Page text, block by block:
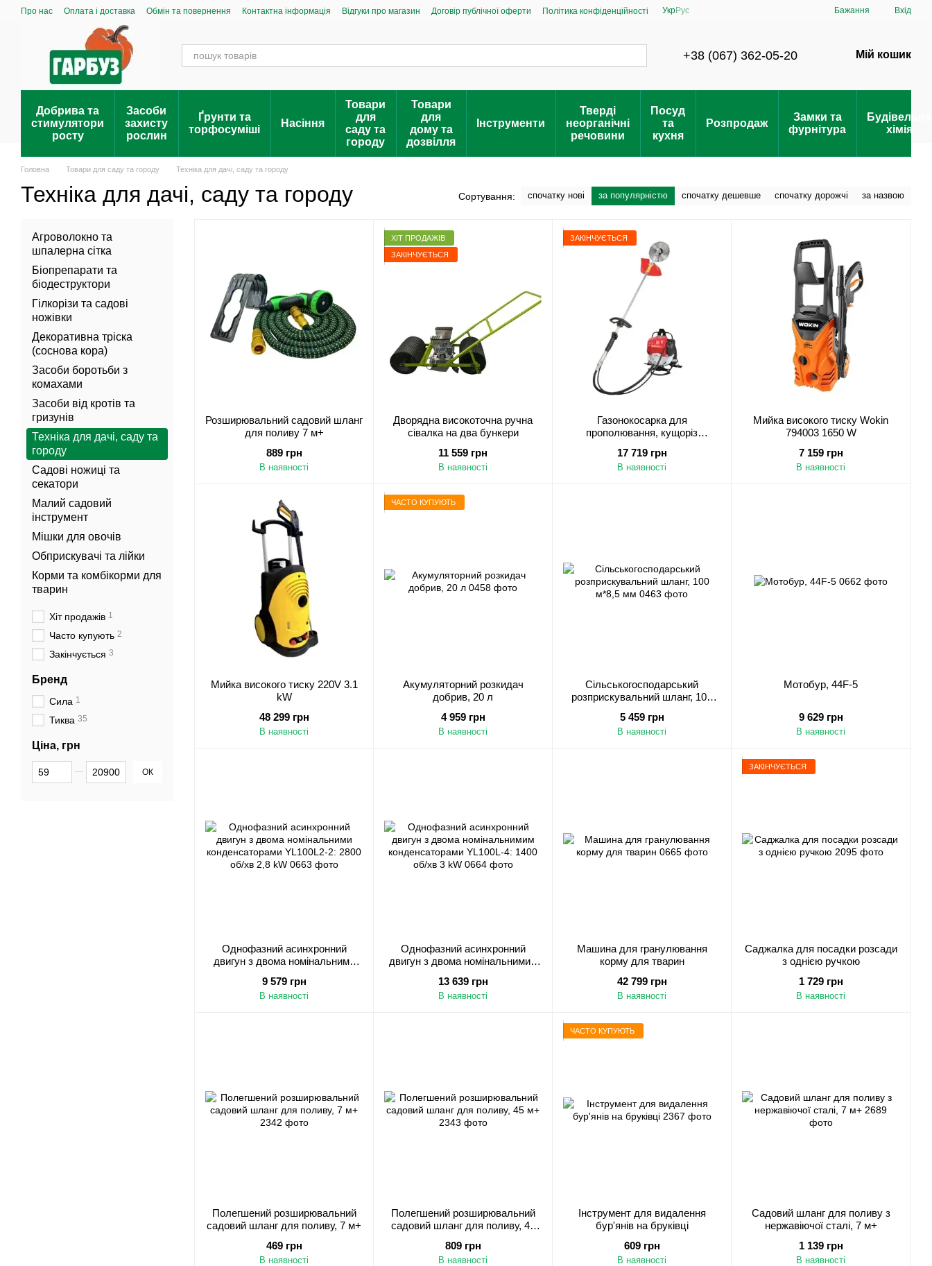
Перейти до основного контенту
Про нас Оплата і доставка Обмін та повернення Контактна інформація Відгуки про магазин Договір публічної оферти Політика конфіденційності УкрРус Бажання Вхід
+38 (067) 362-05-20 Мій кошик
Добрива та
стимулятори
росту
Засоби
захисту
рослин
Ґрунти та
торфосуміші
Насіння
Товари
для
саду та
городу
Товари
для
дому та
дозвілля
Інструменти
Тверді
неорганічні
речовини
Посуд
та
кухня
Розпродаж
Замки та
фурнітура
Будівельна
хімія
Головна Товари для саду та городу Техніка для дачі, саду та городу
Техніка для дачі, саду та городу Сортування: спочатку нові за популярністю спочатку дешевше спочатку дорожчі за назвою
Розширювальний садовий шланг
для поливу 7 м+
889 грн
В наявності
ХІТ ПРОДАЖІВ
ЗАКІНЧУЄТЬСЯ
Дворядна високоточна ручна
сівалка на два бункери
11 559 грн
В наявності
ЗАКІНЧУЄТЬСЯ
Газонокосарка для
прополювання, кущоріз
17 719 грн
В наявності
Мийка високого тиску Wokin
794003 1650 W
7 159 грн
В наявності
Мийка високого тиску 220V 3.1
kW
48 299 грн
В наявності
ЧАСТО КУПУЮТЬ
Акумуляторний розкидач
добрив, 20 л
4 959 грн
В наявності
Сільськогосподарський
розприскувальний шланг, 100
5 459 грн
В наявності
Мотобур, 44F-5
9 629 грн
В наявності
Однофазний асинхронний
двигун з двома номінальними
2800 об/хв 2,8 kW
9 579 грн
В наявності
Однофазний асинхронний
двигун з двома номінальнимим
об/хв 3 kW
13 639 грн
В наявності
Машина для гранулювання
корму для тварин
42 799 грн
В наявності
ЗАКІНЧУЄТЬСЯ
Саджалка для посадки розсади
з однією ручкою
1 729 грн
В наявності
Полегшений розширювальний
садовий шланг для поливу, 7 м+
469 грн
В наявності
Полегшений розширювальний
садовий шланг для поливу, 45
809 грн
В наявності
ЧАСТО КУПУЮТЬ
Інструмент для видалення
бур'янів на бруківці
609 грн
В наявності
Садовий шланг для поливу з
нержавіючої сталі, 7 м+
1 139 грн
В наявності
Агроволокно та
шпалерна сітка
Біопрепарати та
біодеструктори
Гілкорізи та садові
ножівки
Декоративна тріска
(соснова кора)
Засоби боротьби з
комахами
Засоби від кротів та
гризунів
Техніка для дачі, саду та
городу
Садові ножиці та
секатори
Малий садовий
інструмент
Мішки для овочів
Обприскувачі та лійки
Корми та комбікорми для
тварин
Хіт продажів 1
Часто купують 2
Закінчується 3
Бренд
Сила 1
Тиква 35
Ціна, грн
Від Ціна, грн
До Ціна, грн ОК